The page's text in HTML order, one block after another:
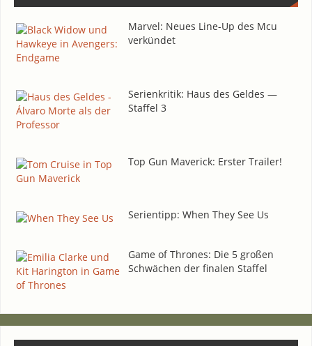
Mar­vel: Neu­es Line-Up des Mcu
verkündet
Seri­en­kri­tik: Haus des Gel­des —
Staf­fel 3
Top Gun Maverick: Ers­ter Trailer!
Seri­en­tipp: When They See Us
Game of Thro­nes: Die 5 gro­ßen
Schwä­chen der fina­len Staffel